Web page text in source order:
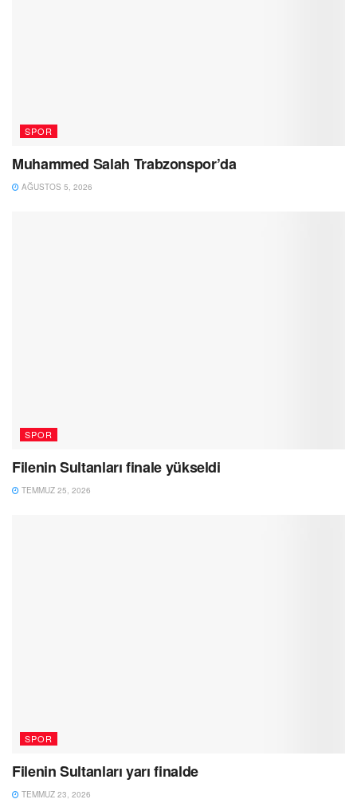
SPOR
Muhammed Salah Trabzonspor’da
AĞUSTOS 5, 2026
SPOR
Filenin Sultanları finale yükseldi
TEMMUZ 25, 2026
SPOR
Filenin Sultanları yarı finalde
TEMMUZ 23, 2026